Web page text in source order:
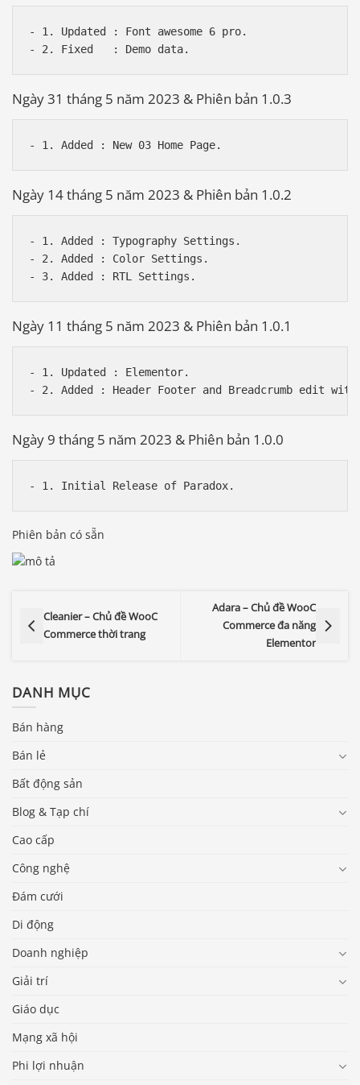
- 1. Updated : Font awesome 6 pro.
Ngày 31 tháng 5 năm 2023 & Phiên bản 1.0.3
Ngày 14 tháng 5 năm 2023 & Phiên bản 1.0.2
- 1. Added : Typography Settings.
- 2. Added : Color Settings.
Ngày 11 tháng 5 năm 2023 & Phiên bản 1.0.1
- 1. Updated : Elementor.
Ngày 9 tháng 5 năm 2023 & Phiên bản 1.0.0
Phiên bản có sẵn
Cleanier – Chủ đề WooC
Commerce thời trang
Adara – Chủ đề WooC
Commerce đa năng
Elementor
DANH MỤC
Bán hàng
Bán lẻ
Bất động sản
Blog & Tạp chí
Cao cấp
Công nghệ
Đám cưới
Di động
Doanh nghiệp
Giải trí
Giáo dục
Mạng xã hội
Phi lợi nhuận